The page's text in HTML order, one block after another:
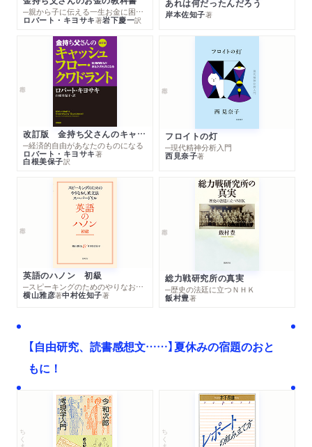
─親から子に伝える一生お金に困らない考え方
ロバート・キヨサキ著岩下慶一訳 岸本佐知子著
改訂版 金持ち父さんのキャッシュフロー・クワドラント
─経済的自由があなたのものになる
ロバート・キヨサキ著
白根美保子訳
フロイトの灯
─現代精神分析入門
西見奈子著
英語のハノン 初級
─スピーキングのためのやりなおし英文法スーパードリル
横山雅彦著中村佐知子著
総力戦研究所の真実
─歴史の法廷に立つＮＨＫ
飯村豊著
【自由研究、読書感想文……】夏休みの宿題のおと
もに！
ちくま文庫 ちくま学芸文庫